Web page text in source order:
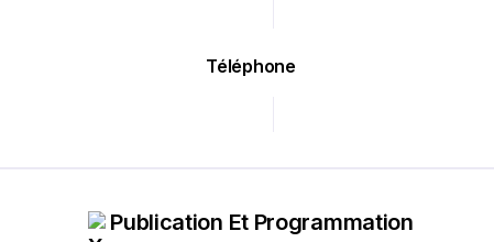
Téléphone
Publication Et Programmation